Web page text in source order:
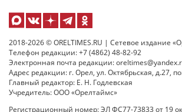
2018-2026 © ORELTIMES.RU | Сетевое издание
Телефон редакции: +7 (4862) 48-82-92
Электронная почта редакции:
Адрес редакции: г. Орел, ул. Октябрьская, д.27,
Главный редактор: Е. Н. Годлевская
Учредитель: ООО «Орелтаймс»
Регистрационный номер: ЭЛ ФС77-73833 от 19